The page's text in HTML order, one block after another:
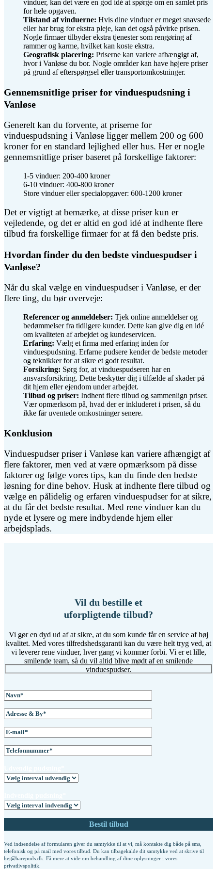
vinduer, kan det være en god idé at spørge om en samlet pris
for hele opgaven.
Tilstand af vinduerne: Hvis dine vinduer er meget snavsede
eller har brug for ekstra pleje, kan det også påvirke prisen.
Nogle firmaer tilbyder ekstra tjenester som rengøring af
rammer og karme, hvilket kan koste ekstra.
Geografisk placering: Priserne kan variere afhængigt af,
hvor i Vanløse du bor. Nogle områder kan have højere priser
på grund af efterspørgsel eller transportomkostninger.
Gennemsnitlige priser for vinduespudsning i
Vanløse
Generelt kan du forvente, at priserne for
vinduespudsning i Vanløse ligger mellem 200 og 600
kroner for en standard lejlighed eller hus. Her er nogle
gennemsnitlige priser baseret på forskellige faktorer:
1-5 vinduer: 200-400 kroner
6-10 vinduer: 400-800 kroner
Store vinduer eller specialopgaver: 600-1200 kroner
Det er vigtigt at bemærke, at disse priser kun er
vejledende, og det er altid en god idé at indhente flere
tilbud fra forskellige firmaer for at få den bedste pris.
Hvordan finder du den bedste vinduespudser i
Vanløse?
Når du skal vælge en vinduespudser i Vanløse, er der
flere ting, du bør overveje:
Referencer og anmeldelser: Tjek online anmeldelser og
bedømmelser fra tidligere kunder. Dette kan give dig en idé
om kvaliteten af arbejdet og kundeservicen.
Erfaring: Vælg et firma med erfaring inden for
vinduespudsning. Erfarne pudsere kender de bedste metoder
og teknikker for at sikre et godt resultat.
Forsikring: Sørg for, at vinduespudseren har en
ansvarsforsikring. Dette beskytter dig i tilfælde af skader på
dit hjem eller ejendom under arbejdet.
Tilbud og priser: Indhent flere tilbud og sammenlign priser.
Vær opmærksom på, hvad der er inkluderet i prisen, så du
ikke får uventede omkostninger senere.
Konklusion
Vinduespudser priser i Vanløse kan variere afhængigt af
flere faktorer, men ved at være opmærksom på disse
faktorer og følge vores tips, kan du finde den bedste
løsning for dine behov. Husk at indhente flere tilbud og
vælge en pålidelig og erfaren vinduespudser for at sikre,
at du får det bedste resultat. Med rene vinduer kan du
nyde et lysere og mere indbydende hjem eller
arbejdsplads.
Vil du bestille et
uforpligtende tilbud?
Vi gør en dyd ud af at sikre, at du som kunde får en service af høj
kvalitet. Med vores tilfredshedsgaranti kan du være helt tryg ved, at
vi leverer rene vinduer, hver gang vi kommer forbi. Vi er et lille,
smilende team, så du vil altid blive mødt af en smilende
vinduespudser.
Ved indsendelse af formularen giver du samtykke til at vi, må kontakte dig både på sms,
telefonisk og på mail med vores tilbud. Du kan tilbagekalde dit samtykke ved at skrive til
hej@barepuds.dk. Få mere at vide om behandling af dine oplysninger i vores
privatlivspolitik